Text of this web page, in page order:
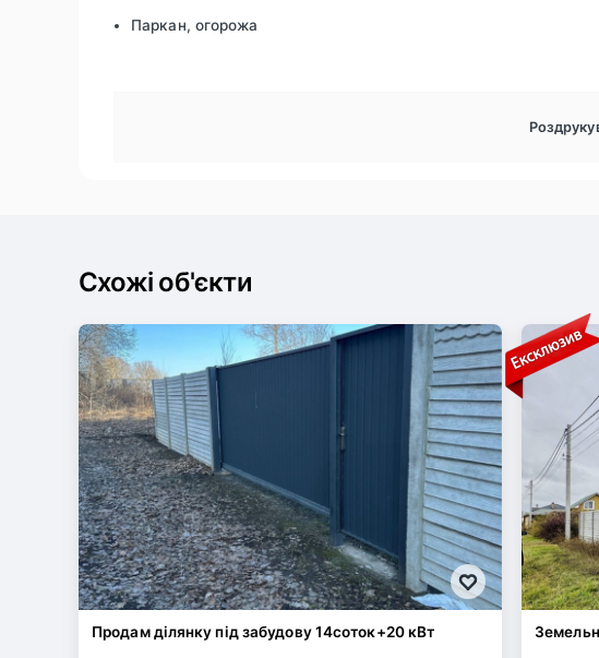
Паркан, огорожа
Схожі об'єкти
Продам ділянку під забудову 14соток+20 кВт